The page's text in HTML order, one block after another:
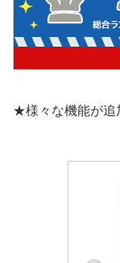
★様々な機能が追